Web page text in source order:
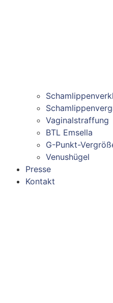
Vaginalstraffung
BTL Emsella
G-Punkt-
Venushügel
Presse
Kontakt